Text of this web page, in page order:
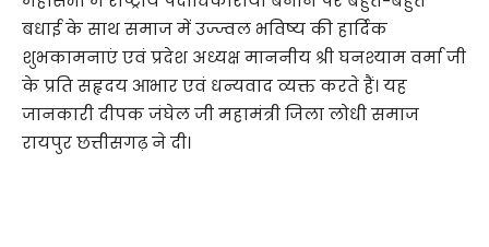
बधाई के साथ समाज में उज्ज्वल भविष्य की हार्दिक
शुभकामनाएं एवं प्रदेश अध्यक्ष माननीय श्री घनश्याम वर्मा जी
के प्रति सहृदय आभार एवं धन्यवाद व्यक्त करते हैं। यह
जानकारी दीपक जंघेल जी महामंत्री जिला लोधी समाज
रायपुर छत्तीसगढ़ ने दी।